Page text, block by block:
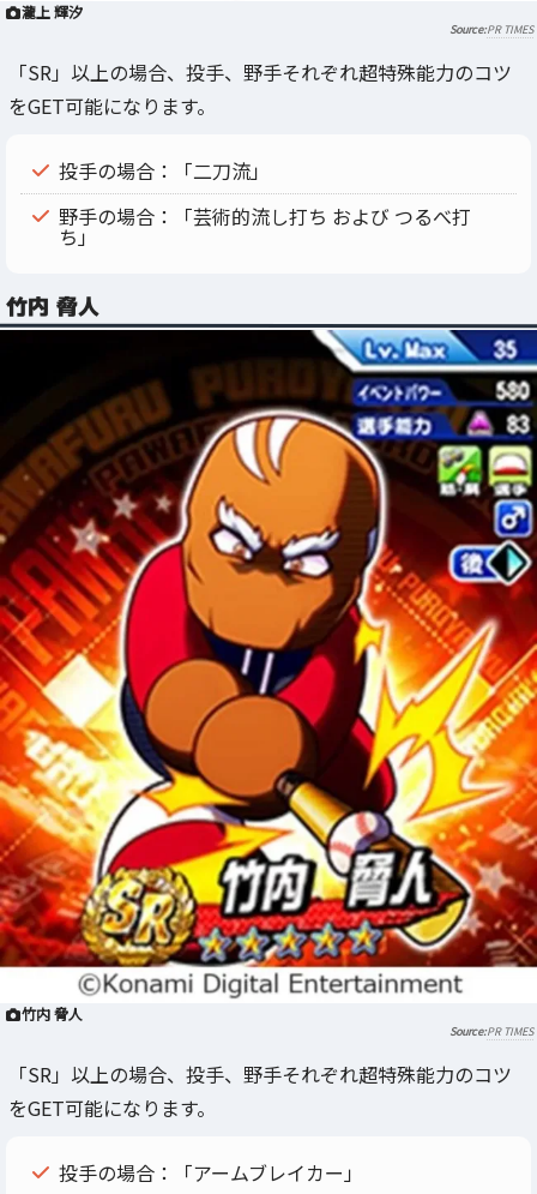
瀧上 輝汐
PR TIMES
「SR」以上の場合、投手、野手それぞれ超特殊能力のコツ
をGET可能になります。
投手の場合：「二刀流」
野手の場合：「芸術的流し打ち および つるべ打
ち」
竹内 脅人
竹内 脅人
PR TIMES
「SR」以上の場合、投手、野手それぞれ超特殊能力のコツ
をGET可能になります。
投手の場合：「アームブレイカー」